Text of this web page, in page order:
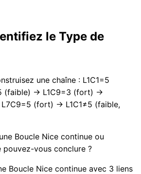
le Type de
une chaîne : L1C1=5
(faible) → L1C9=3 (fort) →
(fort) → L1C1≠5 (faible,
Boucle Nice continue ou
pouvez-vous conclure ?
Boucle Nice continue avec 3 liens